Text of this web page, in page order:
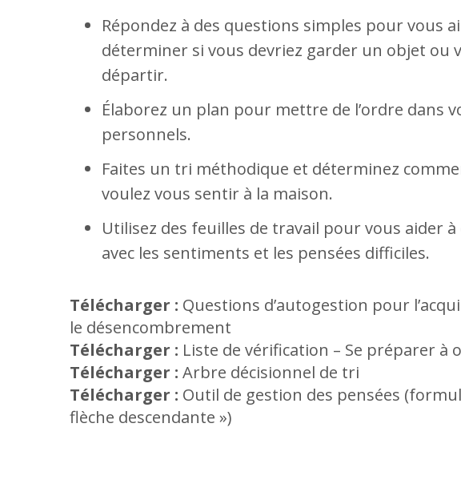
Répondez à des questions simples pour vous
déterminer si vous devriez garder un objet ou
départir.
Élaborez un plan pour mettre de l’ordre dans
personnels.
Faites un tri méthodique et déterminez
voulez vous sentir à la maison.
Utilisez des feuilles de travail pour vous aider
avec les sentiments et les pensées difficiles.
Télécharger : Questions d’autogestion pour
le désencombrement
Télécharger : Liste de vérification – Se préparer à
Télécharger : Arbre décisionnel de tri
Télécharger : Outil de gestion des pensées
flèche descendante »)